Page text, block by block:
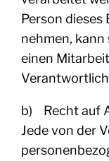
Person
nehmen, kann
einen
b) Recht auf
Jede von der